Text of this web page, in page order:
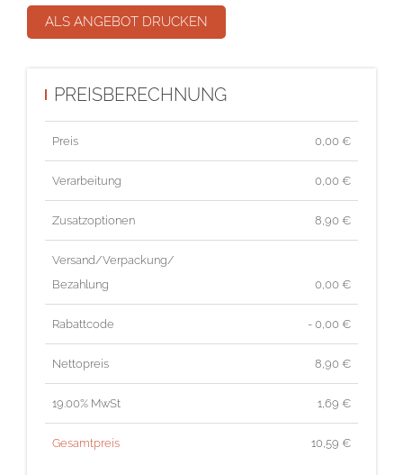
ALS ANGEBOT DRUCKEN
PREISBERECHNUNG
Preis 0,00 €
Verarbeitung 0,00 €
Zusatzoptionen 8,90 €
Versand/Verpackung/
Bezahlung
0,00 €
Rabattcode - 0,00 €
Nettopreis 8,90 €
19.00% MwSt 1,69 €
Gesamtpreis 10,59 €